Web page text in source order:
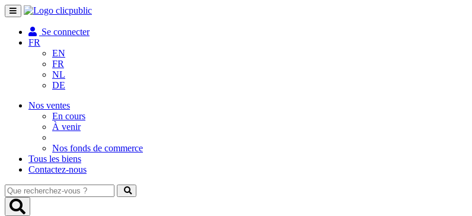
Toggle
navigation
Se connecter
FR
EN
FR
NL
DE
Nos ventes
En cours
À venir
Nos fonds de commerce
Tous les biens
Contactez-nous
Que
recherchez-
vous